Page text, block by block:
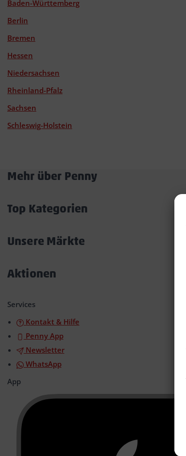
Baden-Württemberg
Berlin
Bremen
Hessen
Niedersachsen
Rheinland-Pfalz
Sachsen
Schleswig-Holstein
Mehr über Penny
öffnen/schließen
Top Kategorien
Unsere Märkte
Aktionen
Services
Kontakt & Hilfe
Penny App
Newsletter
WhatsApp
App